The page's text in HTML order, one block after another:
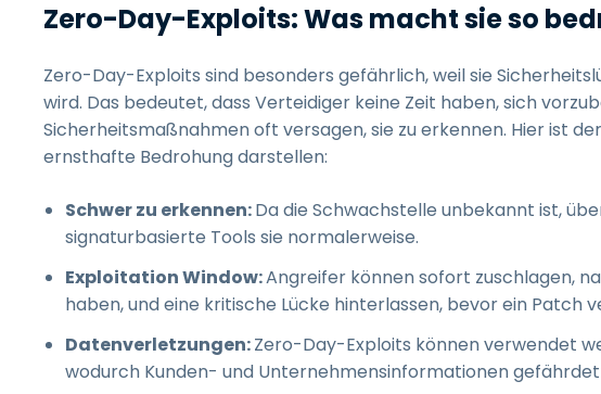
Zero-Day-Exploits: Was macht sie so
Zero-Day-Exploits sind besonders gefährlich, weil sie
wird. Das bedeutet, dass Verteidiger keine Zeit haben, sich
Sicherheitsmaßnahmen oft versagen, sie zu erkennen. Hier ist
ernsthafte Bedrohung darstellen:
Schwer zu erkennen:Da die Schwachstelle unbekannt ist,
signaturbasierte Tools sie normalerweise.
Exploitation Window:Angreifer können sofort zuschlagen,
haben, und eine kritische Lücke hinterlassen, bevor ein Patch
Datenverletzungen:Zero-Day-Exploits können verwendet
wodurch Kunden- und Unternehmensinformationen